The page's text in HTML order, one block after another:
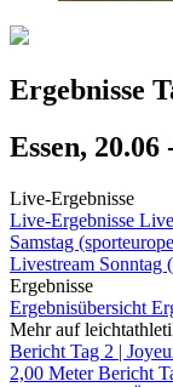
Ergebnisse
Essen, 20.06
Live-Ergebnisse
Live-Ergebnisse
Samstag
Livestream Sonntag
Ergebnisse
Ergebnisübersicht
Mehr auf
Bericht Tag 2 |
2,00 MeterBericht